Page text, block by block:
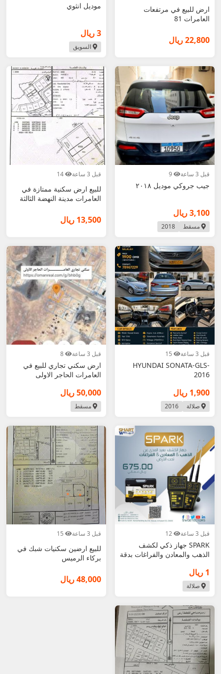
ارض للبيع في مرتفعات
العامرات 81
22,800 ريال
موديل انثوي
3 ريال
السويق
قبل 3 ساعة
جيب جروكي موديل ٢٠١٨
3,100 ريال
مسقط 2018
قبل 3 ساعة
للبيع ارض سكنية ممتازة في
العامرات مدينة النهضة الثالثة
13,500 ريال
قبل 3 ساعة
HYUNDAI SONATA-GLS-
2016
1,900 ريال
صلالة 2016
قبل 3 ساعة
ارض سكني تجاري للبيع في
العامرات الحاجر الاولى
50,000 ريال
مسقط
قبل 3 ساعة
SPARK جهاز ذكي لكشف
الذهب والمعادن والفراغات بدقة
1 ريال
صلالة
قبل 3 ساعة
للبيع ارضين سكنيات شبك في
بركاء الرميس
48,000 ريال